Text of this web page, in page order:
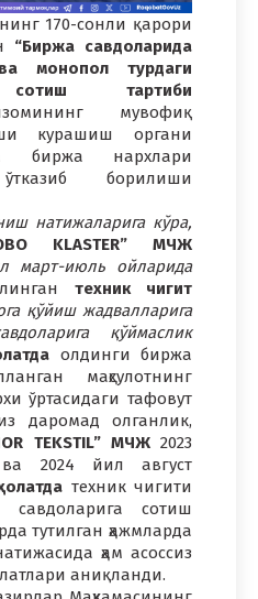
170-сонли қарори
“Биржа савдоларида
монопол турдаги
сотиш тартиби
мувофиқ
курашиш органи
биржа нархлари
борилиши
натижаларига кўра,
KLASTER” МЧЖ
март-июль ойларида
техник чигит
қўйиш жадвалларига
қўймаслик
олдинги биржа
маҳсулотнинг
ўртасидаги тафовут
даромад олганлик,
TEKSTIL” МЧЖ2023
2024 йил август
техник чигити
савдоларига сотиш
тутилган ҳажмларда
ҳам асоссиз
аниқланди.